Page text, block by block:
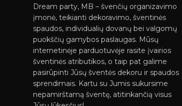
Dream party, MB – švenčių organizavimo
įmonė, teikianti dekoravimo, šventinės
spaudos, individualių dovanų bei valgomų
puokščių gamybos paslaugas. Mūsų
internetinėje parduotuvėje rasite įvairios
šventinės atributikos, o taip pat galime
pasirūpinti Jūsų šventės dekoru ir spaudos
sprendimais. Kartu su Jumis sukursime
nepamirštamą šventę, atitinkančią visus